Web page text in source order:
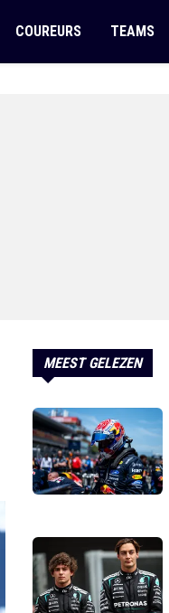
COUREURS TEAMS
MEEST GELEZEN